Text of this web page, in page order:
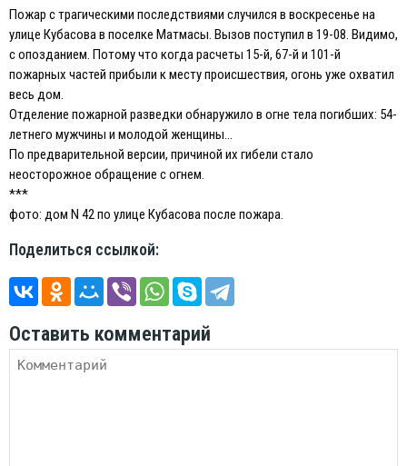
Пожар с трагическими последствиями случился в воскресенье на
улице Кубасова в поселке Матмасы. Вызов поступил в 19-08. Видимо,
с опозданием. Потому что когда расчеты 15-й, 67-й и 101-й
пожарных частей прибыли к месту происшествия, огонь уже охватил
весь дом.
Отделение пожарной разведки обнаружило в огне тела погибших: 54-
летнего мужчины и молодой женщины…
По предварительной версии, причиной их гибели стало
неосторожное обращение с огнем.
***
фото: дом N 42 по улице Кубасова после пожара.
Поделиться ссылкой:
Оставить комментарий